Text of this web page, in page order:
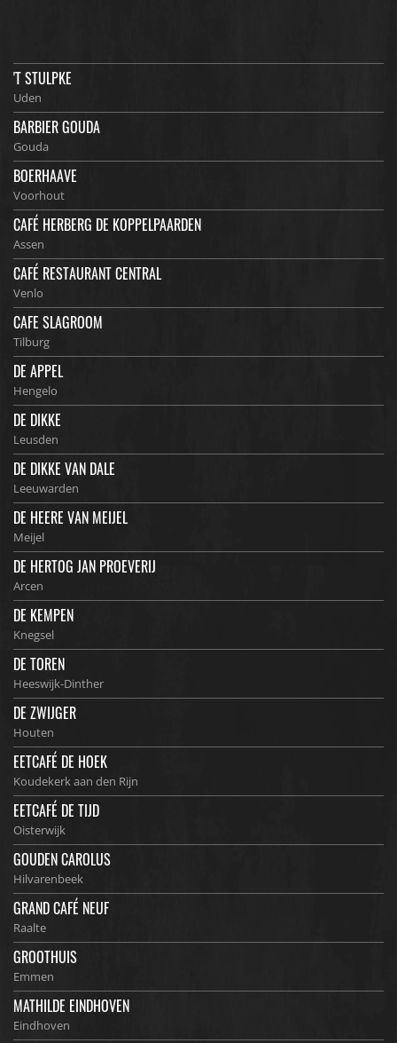
'T STULPKE
Uden
BARBIER GOUDA
Gouda
BOERHAAVE
Voorhout
CAFÉ HERBERG DE KOPPELPAARDEN
Assen
CAFÉ RESTAURANT CENTRAL
Venlo
CAFE SLAGROOM
Tilburg
DE APPEL
Hengelo
DE DIKKE
Leusden
DE DIKKE VAN DALE
Leeuwarden
DE HEERE VAN MEIJEL
Meijel
DE HERTOG JAN PROEVERIJ
Arcen
DE KEMPEN
Knegsel
DE TOREN
Heeswijk-Dinther
DE ZWIJGER
Houten
EETCAFÉ DE HOEK
Koudekerk aan den Rijn
EETCAFÉ DE TIJD
Oisterwijk
GOUDEN CAROLUS
Hilvarenbeek
GRAND CAFÉ NEUF
Raalte
GROOTHUIS
Emmen
MATHILDE EINDHOVEN
Eindhoven